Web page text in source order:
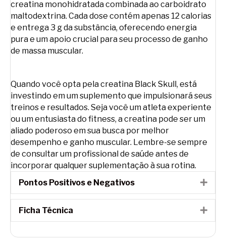
creatina monohidratada combinada ao carboidrato
maltodextrina. Cada dose contém apenas 12 calorias
e entrega 3 g da substância, oferecendo energia
pura e um apoio crucial para seu processo de ganho
de massa muscular.
Quando você opta pela creatina Black Skull, está
investindo em um suplemento que impulsionará seus
treinos e resultados. Seja você um atleta experiente
ou um entusiasta do fitness, a creatina pode ser um
aliado poderoso em sua busca por melhor
desempenho e ganho muscular. Lembre-se sempre
de consultar um profissional de saúde antes de
incorporar qualquer suplementação à sua rotina.
Pontos Positivos e Negativos
Ficha Técnica